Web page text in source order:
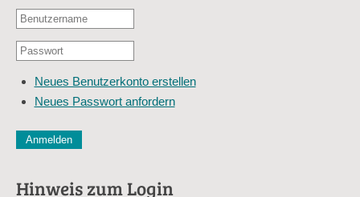
Benutzername
E-
Adresse
Passwort
Neues Benutzerkonto erstellen
Neues Passwort anfordern
Diese Sicherheitsfrage überprüft, ob Sie ein menschlicher
Hinweis zum Login